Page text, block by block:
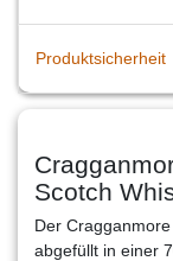
Produktsicherheit
Scotch
Der
abgefüllt in einer